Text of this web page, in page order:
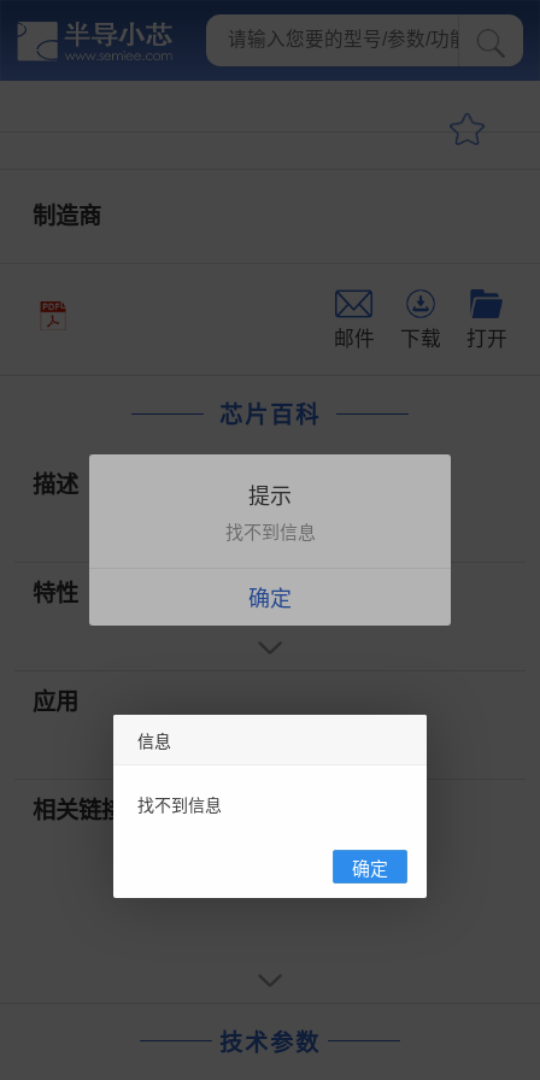
制造商
邮件 下载 打开
芯片百科
描述
特性
应用
相关链接
技术参数
提示
找不到信息
确定
信息
找不到信息
确定